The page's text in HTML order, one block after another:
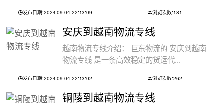
发布日期:2024-09-04 22:13:09 浏览次数:181
安庆到越南物流专线
越南物流专线介绍： 巨东物流的 安庆到越南
物流专线 是一条高效稳定的货运代...
发布日期:2024-09-04 22:13:02 浏览次数:262
铜陵到越南物流专线